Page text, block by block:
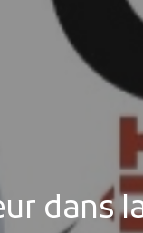
dans